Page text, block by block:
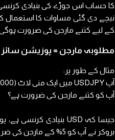
کا حساب اس جوڑے کی بنیادی کرنسی
نیچے دی گئی مساوات کا استعمال
کے لیے کتنے مارجن کی ضرورت
مطلوبہ مارجن = پوزیشن سائز X مارجن کی ضرورت
مثال کے طور پر:
آپ کو کتنے مارجن کی ضرورت ہے؟
بروکر نے آپ کو 5% کے مارجن کی ضرورت دی ہے۔